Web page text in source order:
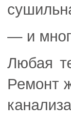
— и
Любая
Ремонт